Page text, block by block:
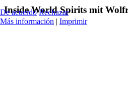
Inside World Spirits mit
De acuerdo Rechazar
Más información | Imprimir